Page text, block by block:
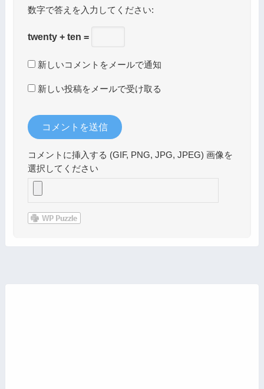
数字で答えを入力してください:
twenty + ten =
新しいコメントをメールで通知
新しい投稿をメールで受け取る
コメントに挿入する (GIF, PNG, JPG, JPEG) 画像を
選択してください